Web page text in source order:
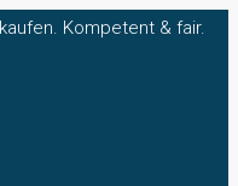
Kompetent & fair.